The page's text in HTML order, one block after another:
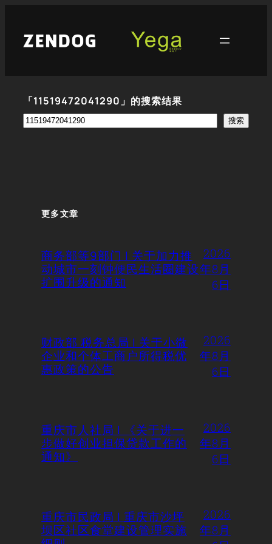
「11519472041290」的搜索结果
搜
搜索
更多文章
商务部等9部门 | 关于加力推
动城市一刻钟便民生活圈建设
扩围升级的通知
2026
年8月
6日
财政部 税务总局 | 关于小微
企业和个体工商户所得税优
惠政策的公告
2026
年8月
6日
重庆市人社局 | 《关于进一
步做好创业担保贷款工作的
通知》
2026
年8月
6日
重庆市民政局 | 重庆市沙坪
坝区社区食堂建设管理实施
2026
年8月